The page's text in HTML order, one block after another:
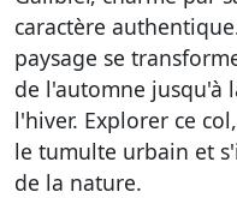
caractère
paysage se
de l'automne jusqu'à
l'hiver. Explorer ce
le tumulte urbain et
de la nature.